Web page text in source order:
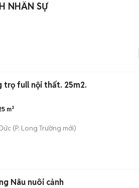
NHÂN SỰ
trọ full nội thất. 25m2.
m²
(P. Long Trường mới)
Nâu nuôi cảnh